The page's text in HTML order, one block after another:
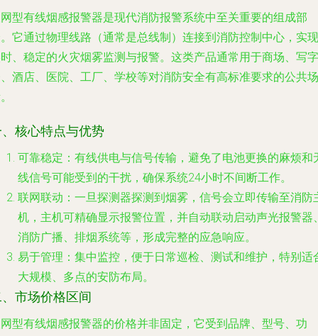
型有线烟感报警器是现代消防报警系统中至关重要的组成部
它通过物理线路（通常是总线制）连接到消防控制中心，实现
、稳定的火灾烟雾监测与报警。这类产品通常用于商场、写字
酒店、医院、工厂、学校等对消防安全有高标准要求的公共场
核心特点与优势
可靠稳定 ：有线供电与信号传输，避免了电池更换的麻烦和
线信号可能受到的干扰，确保系统24小时不间断工作。
联网联动 ：一旦探测器探测到烟雾，信号会立即传输至消防
机，主机可精确显示报警位置，并自动联动启动声光报警器
消防广播、排烟系统等，形成完整的应急响应。
易于管理 ：集中监控，便于日常巡检、测试和维护，特别适
大规模、多点的安防布局。
市场价格区间
型有线烟感报警器的价格并非固定，它受到品牌、型号、功